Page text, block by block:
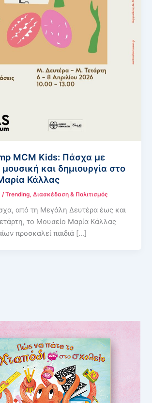
MCM Kids: Πάσχα με
και δημιουργία στο
Κάλλας
/Trending,Διασκέδαση & Πολιτισμός
από τη Μεγάλη Δευτέρα έως και
το Μουσείο Μαρία Κάλλας
προσκαλεί παιδιά […]